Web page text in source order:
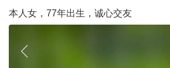
本人女，77年出生，诚心交友